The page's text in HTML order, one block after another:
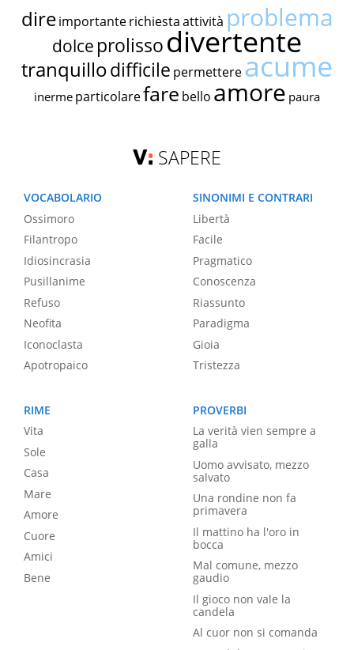
dire importante richiestaattività problema
dolce prolissodivertente
tranquillodifficile permettereacume
inerme particolarefare bello amore paura
SAPERE
VOCABOLARIO
Ossimoro
Filantropo
Idiosincrasia
Pusillanime
Refuso
Neofita
Iconoclasta
Apotropaico
SINONIMI E CONTRARI
Libertà
Facile
Pragmatico
Conoscenza
Riassunto
Paradigma
Gioia
Tristezza
RIME
Vita
Sole
Casa
Mare
Amore
Cuore
Amici
Bene
PROVERBI
La verità vien sempre a
galla
Uomo avvisato, mezzo
salvato
Una rondine non fa
primavera
Il mattino ha l'oro in
bocca
Mal comune, mezzo
gaudio
Il gioco non vale la
candela
Al cuor non si comanda